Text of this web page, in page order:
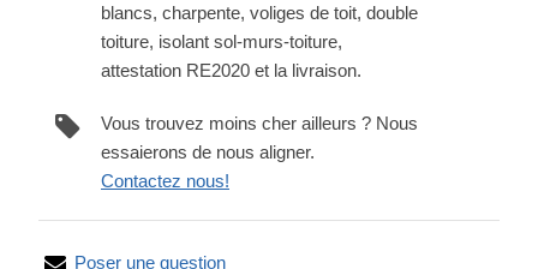
blancs, charpente, voliges de toit, double
toiture, isolant sol-murs-toiture,
attestation RE2020 et la livraison.
Vous trouvez moins cher ailleurs ? Nous
essaierons de nous aligner.
Contactez nous!
Poser une question